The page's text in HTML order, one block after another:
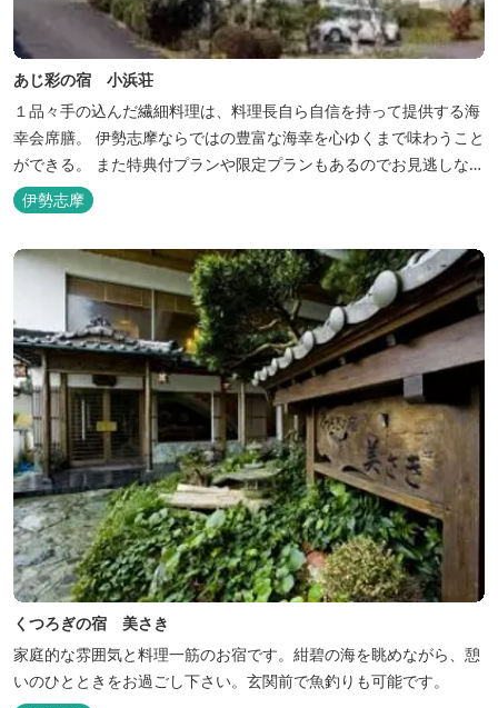
あじ彩の宿 小浜荘
１品々手の込んだ繊細料理は、料理長自ら自信を持って提供する海
幸会席膳。 伊勢志摩ならではの豊富な海幸を心ゆくまで味わうこと
ができる。 また特典付プランや限定プランもあるのでお見逃しな
く。
伊勢志摩
くつろぎの宿 美さき
家庭的な雰囲気と料理一筋のお宿です。紺碧の海を眺めながら、憩
いのひとときをお過ごし下さい。玄関前で魚釣りも可能です。